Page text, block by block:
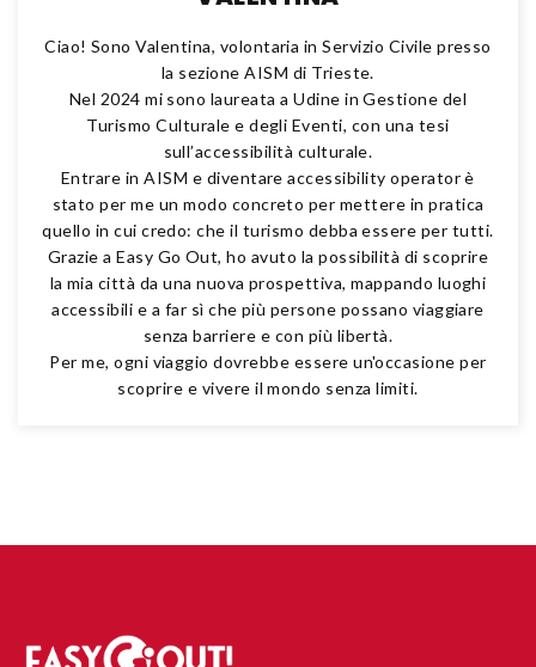
Ciao! Sono Valentina, volontaria in Servizio Civile presso
la sezione AISM di Trieste.
Nel 2024 mi sono laureata a Udine in Gestione del
Turismo Culturale e degli Eventi, con una tesi
sull’accessibilità culturale.
Entrare in AISM e diventare accessibility operator è
stato per me un modo concreto per mettere in pratica
quello in cui credo: che il turismo debba essere per tutti.
Grazie a Easy Go Out, ho avuto la possibilità di scoprire
la mia città da una nuova prospettiva, mappando luoghi
accessibili e a far sì che più persone possano viaggiare
senza barriere e con più libertà.
Per me, ogni viaggio dovrebbe essere un'occasione per
scoprire e vivere il mondo senza limiti.